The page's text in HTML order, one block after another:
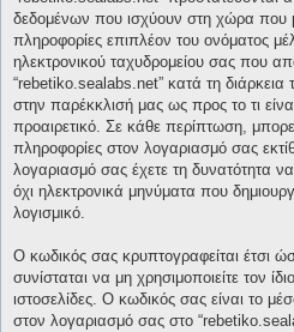
δεδομένων που ισχύουν στη χώρα που
πληροφορίες επιπλέον του ονόματος
ηλεκτρονικού ταχυδρομείου σας που
“rebetiko.sealabs.net” κατά τη διάρκεια
στην παρέκκλισή μας ως προς το τι
προαιρετικό. Σε κάθε περίπτωση,
πληροφορίες στον λογαριασμό σας
λογαριασμό σας έχετε τη δυνατότητα
όχι ηλεκτρονικά μηνύματα που
λογισμικό.
Ο κωδικός σας κρυπτογραφείται έτσι
συνίσταται να μη χρησιμοποιείτε τον
ιστοσελίδες. Ο κωδικός σας είναι το
στον λογαριασμό σας στο